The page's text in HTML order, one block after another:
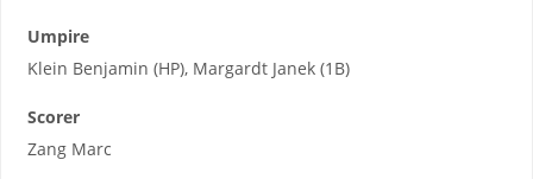
Umpire
Klein Benjamin (HP), Margardt Janek (1B)
Scorer
Zang Marc